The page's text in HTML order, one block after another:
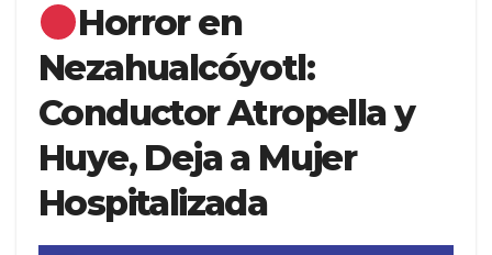
Horror en
Nezahualcóyotl:
Conductor Atropella y
Huye, Deja a Mujer
Hospitalizada